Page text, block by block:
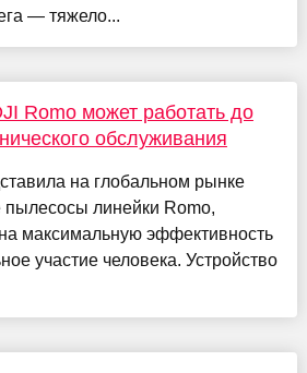
— тяжело...
Romo может работать до
обслуживания
на глобальном рынке
пылесосы линейки Romo,
максимальную эффективность
участие человека. Устройство